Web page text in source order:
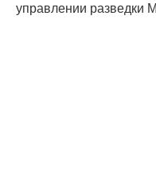
управлении разведки